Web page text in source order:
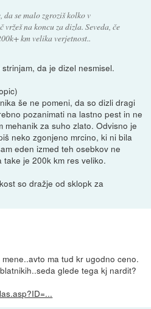
se malo zgroziš kolko v
na koncu za dizla. Seveda, če
km velika verjetnost..
da je dizel nesmisel.
še ne pomeni, da so dizli dragi
pozanimati na lastno pest in ne
mehanik za suho zlato. Odvisno je
neko zgonjeno mrcino, ki ni bila
eden izmed teh osebkov ne
take je 200k km res veliko.
so dražje od sklopk za
ma tud kr ugodno ceno.
glede tega kj nardit?